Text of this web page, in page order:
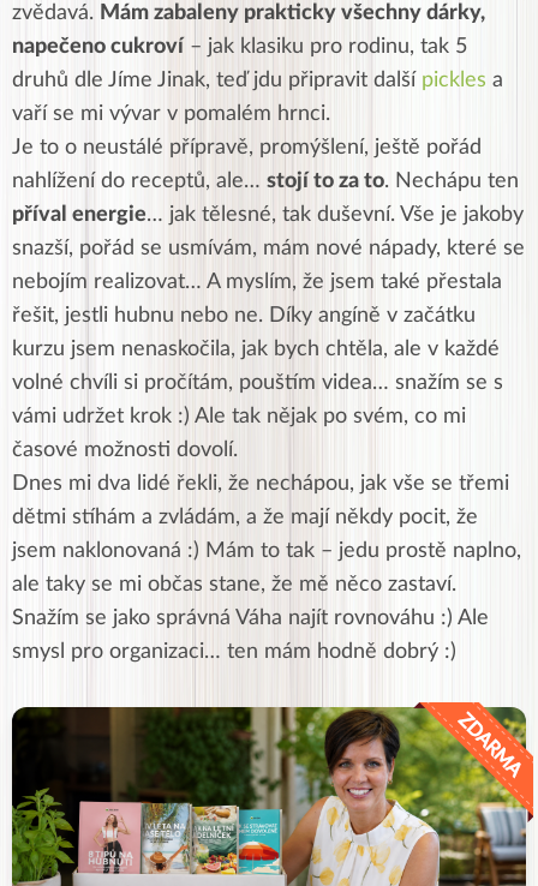
zvědavá. Mám zabaleny prakticky všechny dárky,
napečeno cukroví – jak klasiku pro rodinu, tak 5
druhů dle Jíme Jinak, teď jdu připravit další pickles a
vaří se mi vývar v pomalém hrnci.
Je to o neustálé přípravě, promýšlení, ještě pořád
nahlížení do receptů, ale… stojí to za to. Nechápu ten
příval energie… jak tělesné, tak duševní. Vše je jakoby
snazší, pořád se usmívám, mám nové nápady, které se
nebojím realizovat… A myslím, že jsem také přestala
řešit, jestli hubnu nebo ne. Díky angíně v začátku
kurzu jsem nenaskočila, jak bych chtěla, ale v každé
volné chvíli si pročítám, pouštím videa… snažím se s
vámi udržet krok :) Ale tak nějak po svém, co mi
časové možnosti dovolí.
Dnes mi dva lidé řekli, že nechápou, jak vše se třemi
dětmi stíhám a zvládám, a že mají někdy pocit, že
jsem naklonovaná :) Mám to tak – jedu prostě naplno,
ale taky se mi občas stane, že mě něco zastaví.
Snažím se jako správná Váha najít rovnováhu :) Ale
smysl pro organizaci… ten mám hodně dobrý :)